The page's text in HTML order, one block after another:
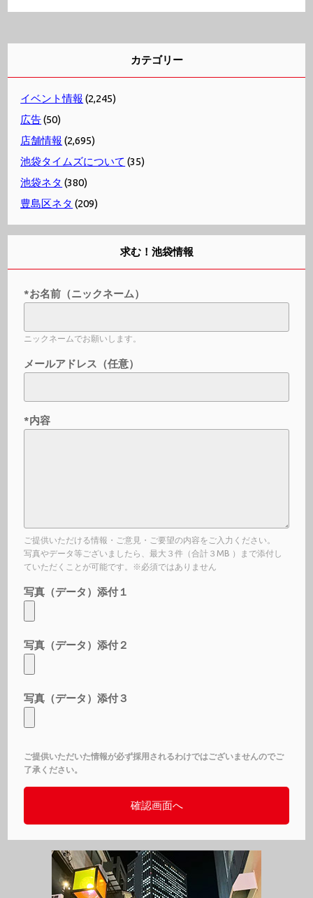
カテゴリー
イベント情報 (2,245)
広告(50)
店舗情報 (2,695)
池袋タイムズについて (35)
池袋ネタ (380)
豊島区ネタ (209)
求む！池袋情報
*お名前（ニックネーム）
ニックネームでお願いします。
メールアドレス（任意）
*内容
ご提供いただける情報・ご意見・ご要望の内容をご入力ください。
写真やデータ等ございましたら、最大３件（合計３MB ）まで添付し
ていただくことが可能です。※必須ではありません
写真（データ）添付１
写真（データ）添付２
写真（データ）添付３
ご提供いただいた情報が必ず採用されるわけではございませんのでご
了承ください。